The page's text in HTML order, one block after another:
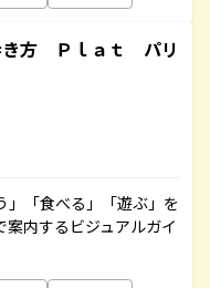
方 Ｐｌａｔ パリ
」「食べる」「遊ぶ」を
内するビジュアルガイ